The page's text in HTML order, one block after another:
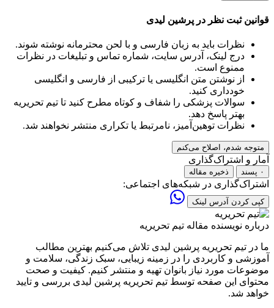
قوانین ثبت نظر در پرشین لیدی
نظرات باید به زبان فارسی و با لحن محترمانه نوشته شوند.
درج لینک، آدرس سایت، شماره تماس و تبلیغات در نظرات
ممنوع است.
از نوشتن متن انگلیسی یا ترکیبی از فارسی و انگلیسی
خودداری کنید.
سوالات پزشکی را شفاف و کوتاه مطرح کنید تا تیم تحریریه
بهتر پاسخ دهد.
نظرات توهین‌آمیز، نامرتبط یا تکراری منتشر نخواهند شد.
متوجه شدم، اصلاح می‌کنم
آمار و اشتراک‌گذاری
۰ پسند ذخیره مقاله
اشتراک‌گذاری در شبکه‌های اجتماعی:
کپی کردن آدرس لینک
درباره نویسنده مقاله تیم تحریریه
ما در تیم تحریریه پرشین لیدی تلاش می‌کنیم بهترین مطالب
آموزشی و کاربردی را در زمینه زیبایی، سبک زندگی، سلامت و
موضوعات مورد نیاز بانوان تهیه و منتشر کنیم. کیفیت و صحت
محتوای این صفحه توسط تیم تحریریه پرشین لیدی بررسی و تایید
خواهد شد.